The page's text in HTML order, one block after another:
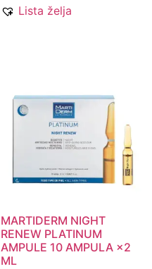
Lista želja
MARTIDERM NIGHT
RENEW PLATINUM
AMPULE 10 AMPULA ×2
ML